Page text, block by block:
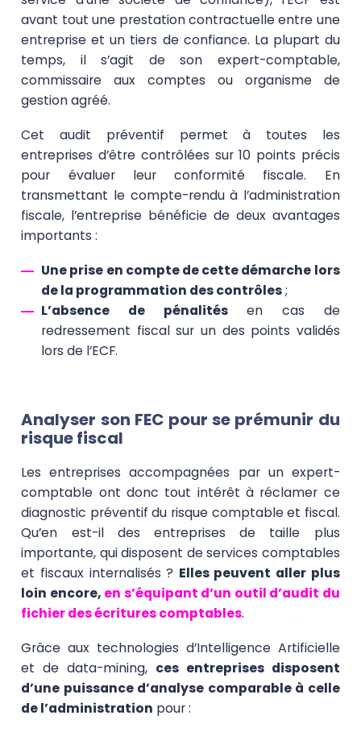
avant tout une prestation contractuelle entre une
entreprise et un tiers de confiance. La plupart du
temps, il s’agit de son expert-comptable,
commissaire aux comptes ou organisme de
gestion agréé.
Cet audit préventif permet à toutes les
entreprises d’être contrôlées sur 10 points précis
pour évaluer leur conformité fiscale. En
transmettant le compte-rendu à l’administration
fiscale, l’entreprise bénéficie de deux avantages
importants :
Une prise en compte de cette démarche lors
de la programmation des contrôles;
L’absence de pénalités
en cas de
redressement fiscal sur un des points validés
lors de l’ECF.
Analyser son FEC pour se prémunir du
risque fiscal
Les entreprises accompagnées par un expert-
comptable ont donc tout intérêt à réclamer ce
diagnostic préventif du risque comptable et fiscal.
Qu’en est-il des entreprises de taille plus
importante, qui disposent de services comptables
et fiscaux internalisés ? Elles peuvent aller plus
loin encore, en s’équipant d’un outil d’audit du
fichier des écritures comptables.
Grâce aux technologies d’Intelligence Artificielle
et de data-mining, ces entreprises disposent
d’une puissance d’analyse comparable à celle
de l’administration pour :